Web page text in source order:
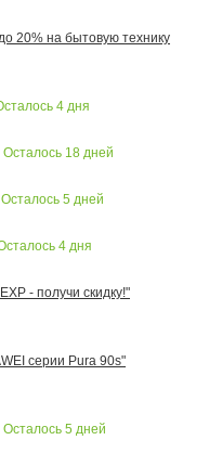
20% на бытовую технику
4 дня
Осталось 18 дней
Осталось 5 дней
4 дня
- получи скидку!"
серии Pura 90s"
Осталось 5 дней